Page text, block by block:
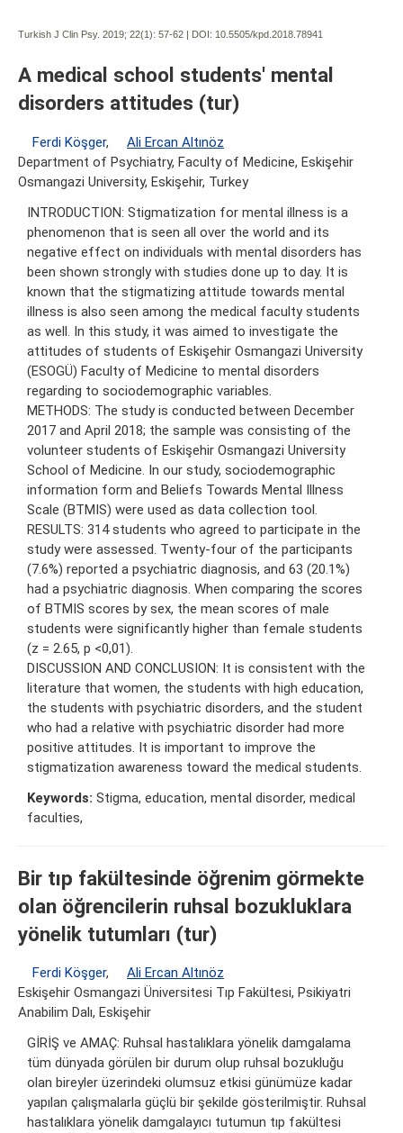
Turkish J Clin Psy. 2019; 22(1): 57-62 | DOI: 10.5505/kpd.2018.78941
A medical school students' mental
disorders attitudes (tur)
Ferdi Köşger,
Ali Ercan Altınöz
Department of Psychiatry, Faculty of Medicine, Eskişehir
Osmangazi University, Eskişehir, Turkey
INTRODUCTION: Stigmatization for mental illness is a
phenomenon that is seen all over the world and its
negative effect on individuals with mental disorders has
been shown strongly with studies done up to day. It is
known that the stigmatizing attitude towards mental
illness is also seen among the medical faculty students
as well. In this study, it was aimed to investigate the
attitudes of students of Eskişehir Osmangazi University
(ESOGÜ) Faculty of Medicine to mental disorders
regarding to sociodemographic variables.
METHODS: The study is conducted between December
2017 and April 2018; the sample was consisting of the
volunteer students of Eskişehir Osmangazi University
School of Medicine. In our study, sociodemographic
information form and Beliefs Towards Mental Illness
Scale (BTMIS) were used as data collection tool.
RESULTS: 314 students who agreed to participate in the
study were assessed. Twenty-four of the participants
(7.6%) reported a psychiatric diagnosis, and 63 (20.1%)
had a psychiatric diagnosis. When comparing the scores
of BTMIS scores by sex, the mean scores of male
students were significantly higher than female students
(z = 2.65, p <0,01).
DISCUSSION AND CONCLUSION: It is consistent with the
literature that women, the students with high education,
the students with psychiatric disorders, and the student
who had a relative with psychiatric disorder had more
positive attitudes. It is important to improve the
stigmatization awareness toward the medical students.
Keywords: Stigma, education, mental disorder, medical
faculties,
Bir tıp fakültesinde öğrenim görmekte
olan öğrencilerin ruhsal bozukluklara
yönelik tutumları (tur)
Ferdi Köşger,
Ali Ercan Altınöz
Eskişehir Osmangazi Üniversitesi Tıp Fakültesi, Psikiyatri
Anabilim Dalı, Eskişehir
GİRİŞ ve AMAÇ: Ruhsal hastalıklara yönelik damgalama
tüm dünyada görülen bir durum olup ruhsal bozukluğu
olan bireyler üzerindeki olumsuz etkisi günümüze kadar
yapılan çalışmalarla güçlü bir şekilde gösterilmiştir. Ruhsal
hastalıklara yönelik damgalayıcı tutumun tıp fakültesi